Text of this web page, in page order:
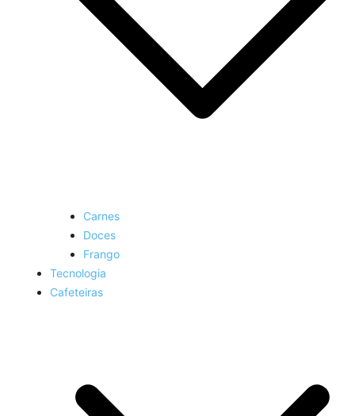
Carnes
Doces
Frango
Tecnologia
Cafeteiras